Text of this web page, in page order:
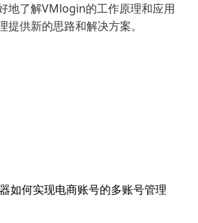
地了解VMlogin的工作原理和应用
提供新的思路和解决方案。
如何实现电商账号的多账号管理